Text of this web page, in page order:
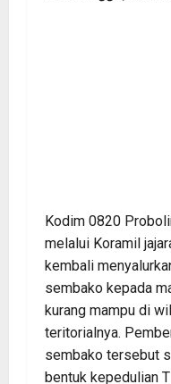
Kodim 0820
melalui Koramil
kembali
sembako kepada
kurang mampu di
teritorialnya.
sembako tersebut
bentuk kepedulian